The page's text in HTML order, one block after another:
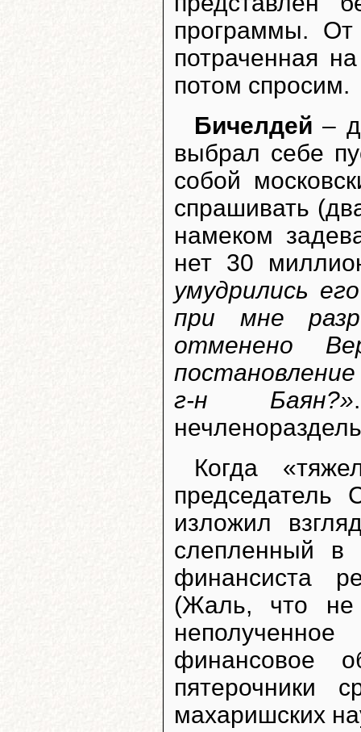
программы.
потраченная
потом спросим.
Бичелдей –
выбрал себе
собой
спрашивать
намеком
нет 30
умудрились
при мне
отменено
г-н Баян?»
Когда
изложил
слепленный в
финансиста
(Жаль, что не
финансовое
пятерочники
махаришских